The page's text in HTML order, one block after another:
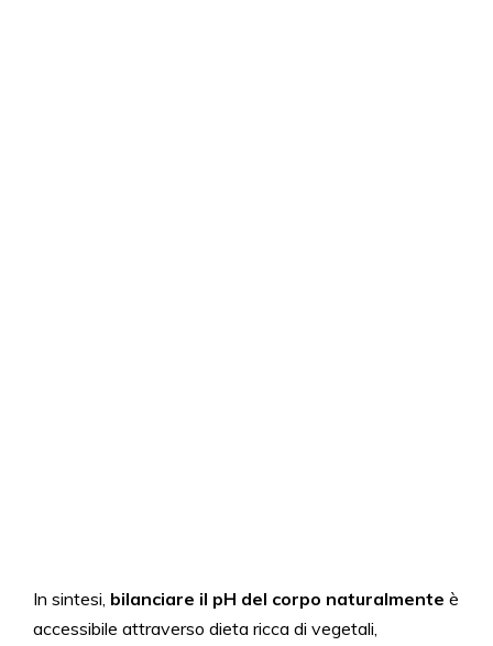
In sintesi, bilanciare il pH del corpo naturalmente è
accessibile attraverso dieta ricca di vegetali,